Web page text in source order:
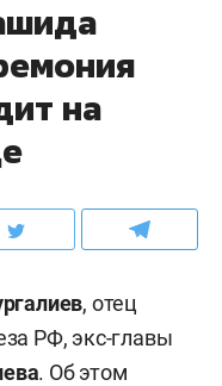
на
, отец
РФ, экс-главы
. Об этом